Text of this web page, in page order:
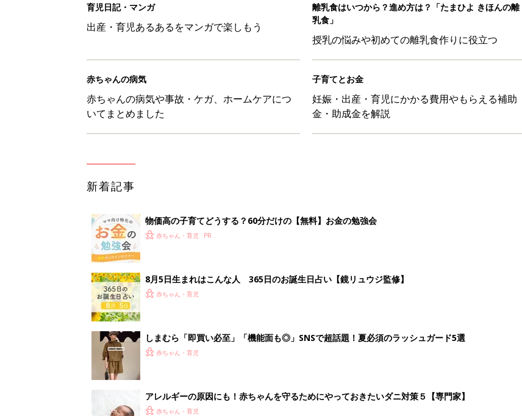
育児日記・マンガ
出産・育児あるあるをマンガで楽しもう
離乳食はいつから？進め方は？「たまひよ きほんの離
乳食」
授乳の悩みや初めての離乳食作りに役立つ
赤ちゃんの病気
赤ちゃんの病気や事故・ケガ、ホームケアにつ
いてまとめました
子育てとお金
妊娠・出産・育児にかかる費用やもらえる補助
金・助成金を解説
新着記事
物価高の子育てどうする？60分だけの【無料】お金の勉強会
赤ちゃん・育児
8月5日生まれはこんな人 365日のお誕生日占い【鏡リュウジ監修】
赤ちゃん・育児
しまむら「即買い必至」「機能面も◎」SNSで超話題！夏必須のラッシュガード5選
赤ちゃん・育児
アレルギーの原因にも！赤ちゃんを守るためにやっておきたいダニ対策５【専門家】
赤ちゃん・育児